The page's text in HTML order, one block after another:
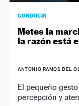
CONDUCIR
Metes la
la razón está
ANTONIO RAMOS DEL
El pequeño
percepción y